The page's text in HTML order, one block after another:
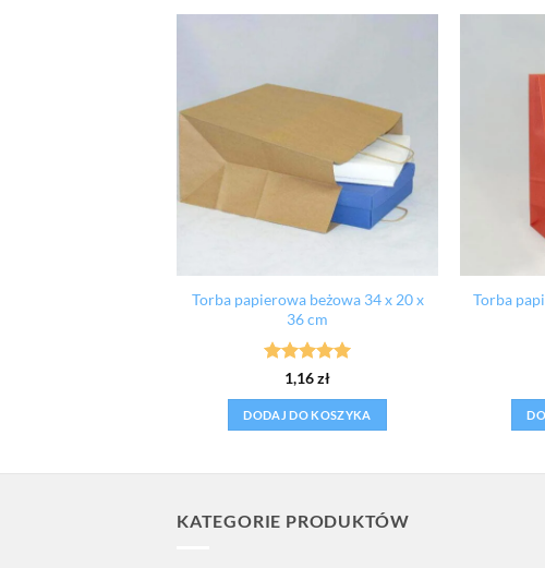
Torba papierowa beżowa 34 x 20 x
36 cm
Oceniono
1,16zł
DODAJ DO KOSZYKA
Torba
KATEGORIE PRODUKTÓW